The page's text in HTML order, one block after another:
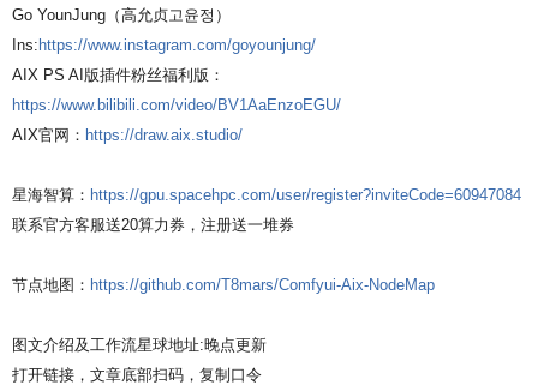
Go YounJung（高允贞고윤정）
Ins: https://www.instagram.com/goyounjung/
AIX PS AI版插件粉丝福利版：
https://www.bilibili.com/video/BV1AaEnzoEGU/
AIX官网： https://draw.aix.studio/
星海智算： https://gpu.spacehpc.com/user/register?inviteCode=60947084
联系官方客服送20算力券，注册送一堆券
节点地图： https://github.com/T8mars/Comfyui-Aix-NodeMap
图文介绍及工作流星球地址:晚点更新
打开链接，文章底部扫码，复制口令